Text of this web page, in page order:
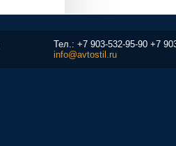
Тел.: +7 903-532-95-90 +7
info@avtostil.ru